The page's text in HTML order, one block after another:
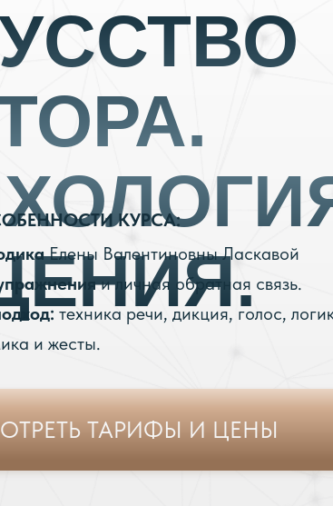
ТАРИФЫ И ЦЕНЫ
Елены Валентиновны Ласкавой
и личная обратная связь.
техника речи, дикция, голос,
и жесты.
КУРСА: